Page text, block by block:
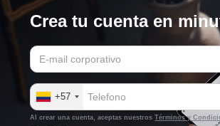
Crea tu cuenta en
+57
Al crear una cuenta, aceptas nuestrosTérminos y